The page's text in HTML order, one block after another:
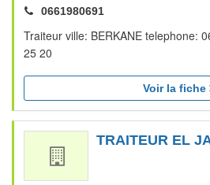
0661980691
Traiteur ville: BERKANE telephone:
25 20
Voir la fiche
TRAITEUR EL